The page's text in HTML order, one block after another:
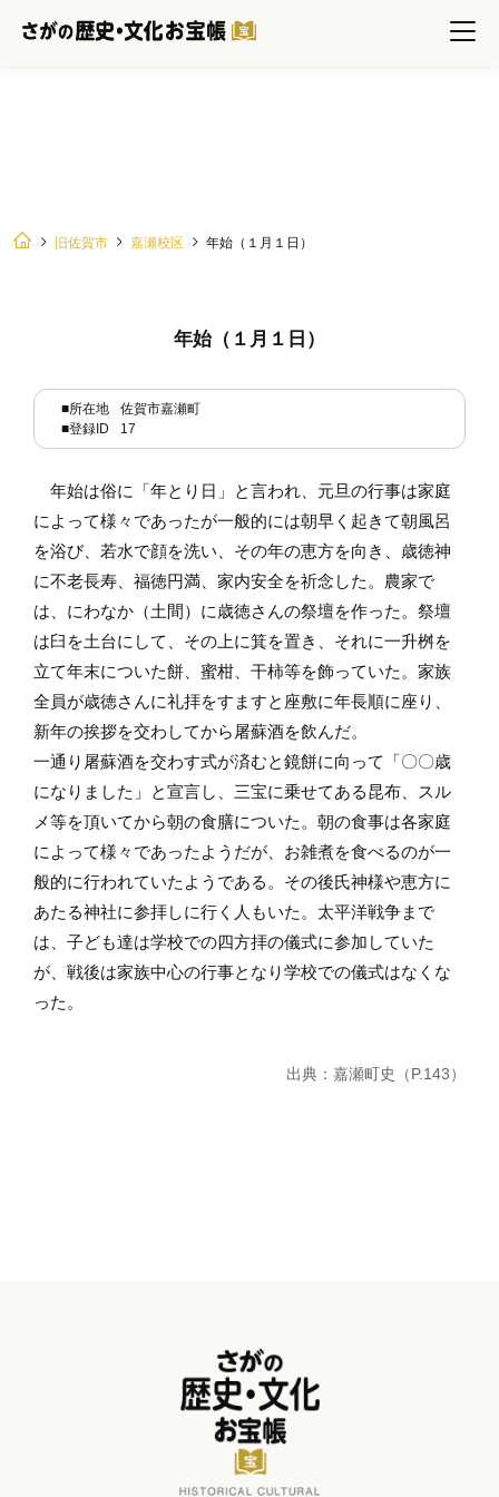
旧佐賀市 嘉瀬校区 年始（１月１日）
年始（１月１日）
■所在地
佐賀市嘉瀬町
■登録ID
17
年始は俗に「年とり日」と言われ、元旦の行事は家庭
によって様々であったが一般的には朝早く起きて朝風呂
を浴び、若水で顔を洗い、その年の恵方を向き、歳徳神
に不老長寿、福徳円満、家内安全を祈念した。農家で
は、にわなか（土間）に歳徳さんの祭壇を作った。祭壇
は臼を土台にして、その上に箕を置き、それに一升桝を
立て年末についた餅、蜜柑、干柿等を飾っていた。家族
全員が歳徳さんに礼拝をすますと座敷に年長順に座り、
新年の挨拶を交わしてから屠蘇酒を飲んだ。
一通り屠蘇酒を交わす式が済むと鏡餅に向って「〇〇歳
になりました」と宣言し、三宝に乗せてある昆布、スル
メ等を頂いてから朝の食膳についた。朝の食事は各家庭
によって様々であったようだが、お雑煮を食べるのが一
般的に行われていたようである。その後氏神様や恵方に
あたる神社に参拝しに行く人もいた。太平洋戦争まで
は、子ども達は学校での四方拝の儀式に参加していた
が、戦後は家族中心の行事となり学校での儀式はなくな
った。
出典：嘉瀬町史（P.143）